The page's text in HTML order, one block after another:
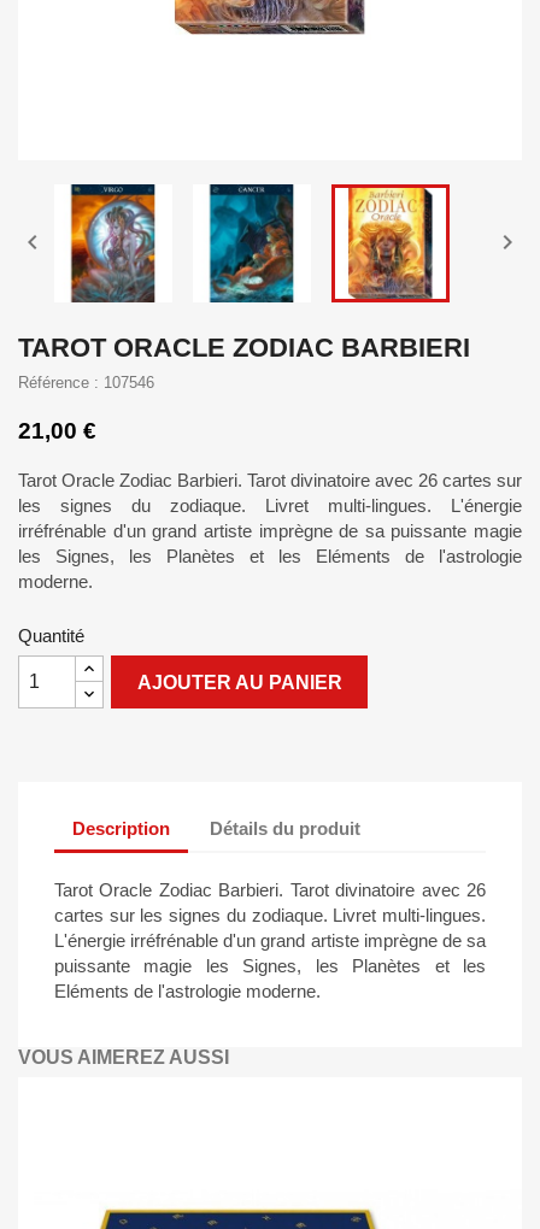
 
TAROT ORACLE ZODIAC BARBIERI
Référence : 107546
21,00 €
Tarot Oracle Zodiac Barbieri. Tarot divinatoire avec 26 cartes sur
les signes du zodiaque. Livret multi-lingues. L'énergie
irréfrénable d'un grand artiste imprègne de sa puissante magie
les Signes, les Planètes et les Eléments de l'astrologie
moderne.
Quantité
AJOUTER AU PANIER
Description Détails du produit
Tarot Oracle Zodiac Barbieri. Tarot divinatoire avec 26
cartes sur les signes du zodiaque. Livret multi-lingues.
L'énergie irréfrénable d'un grand artiste imprègne de sa
puissante magie les Signes, les Planètes et les
Eléments de l'astrologie moderne.
VOUS AIMEREZ AUSSI